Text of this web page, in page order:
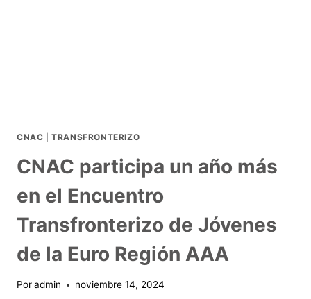
CNAC |TRANSFRONTERIZO
CNAC participa un año más
en el Encuentro
Transfronterizo de Jóvenes
de la Euro Región AAA
Poradmin noviembre 14, 2024